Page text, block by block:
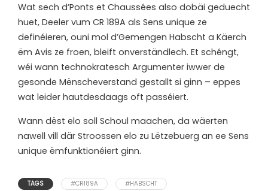
Wat sech d’Ponts et Chaussées also dobäi geduecht
huet, Deeler vum CR 189A als Sens unique ze
definéieren, ouni mol d’Gemengen Habscht a Käerch
ëm Avis ze froen, bleift onverständlech. Et schéngt,
wéi wann technokratesch Argumenter iwwer de
gesonde Mënscheverstand gestallt si ginn – eppes
wat leider hautdesdaags oft passéiert.
Wann dëst elo soll Schoul maachen, da wäerten
nawell vill där Stroossen elo zu Lëtzebuerg an ee Sens
unique ëmfunktionéiert ginn.
TAGS #CR189A
#HABSCHT